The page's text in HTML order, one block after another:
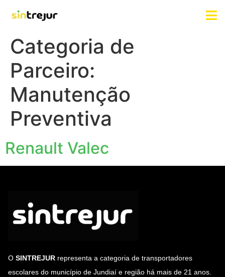
Categoria de
Parceiro:
Manutenção
Preventiva
Renault Valec
O SINTREJUR representa a categoria de transportadores
escolares do município de Jundiaí e região há mais de 21 anos.